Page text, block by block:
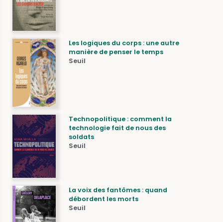
Les logiques du corps : une autre
manière de penser le temps
Seuil
Technopolitique : comment la
technologie fait de nous des
soldats
Seuil
La voix des fantômes : quand
débordent les morts
Seuil